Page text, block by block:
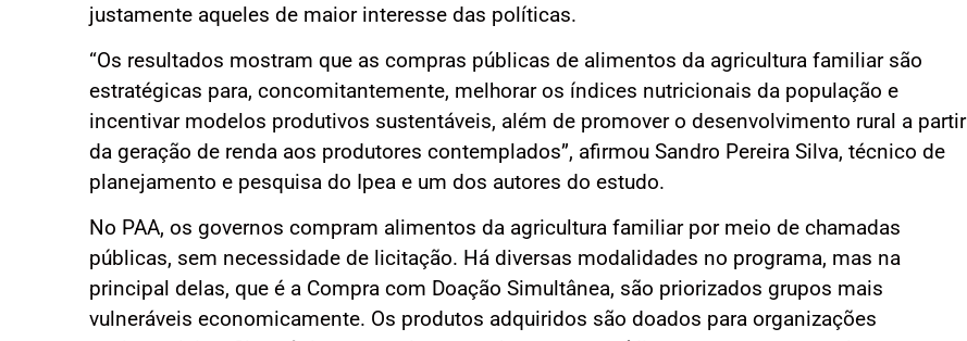
justamente aqueles de maior interesse das políticas.
“Os resultados mostram que as compras públicas de alimentos da agricultura familiar são
estratégicas para, concomitantemente, melhorar os índices nutricionais da população e
incentivar modelos produtivos sustentáveis, além de promover o desenvolvimento rural a partir
da geração de renda aos produtores contemplados”, afirmou Sandro Pereira Silva, técnico de
planejamento e pesquisa do Ipea e um dos autores do estudo.
No PAA, os governos compram alimentos da agricultura familiar por meio de chamadas
públicas, sem necessidade de licitação. Há diversas modalidades no programa, mas na
principal delas, que é a Compra com Doação Simultânea, são priorizados grupos mais
vulneráveis economicamente. Os produtos adquiridos são doados para organizações